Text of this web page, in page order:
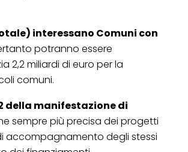
interessano Comuni con
potranno essere
2,2 miliardi di euro per la
comuni.
della manifestazione di
sempre più precisa dei progetti
accompagnamento degli stessi